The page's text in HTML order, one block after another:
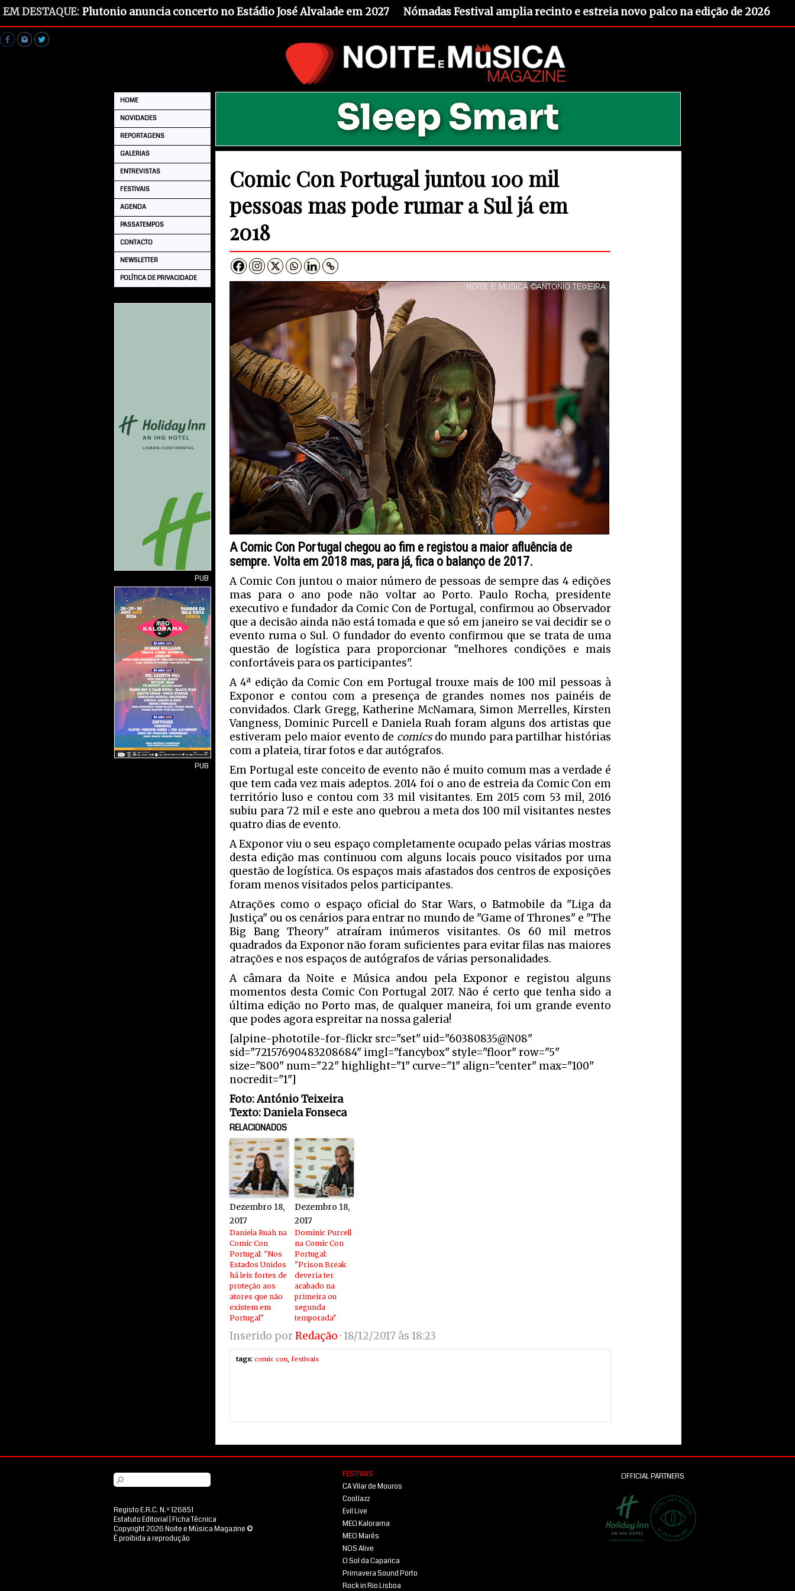
EM DESTAQUE: Plutonio anuncia concerto no Estádio José Alvalade em 2027 Nómadas Festival amplia recinto e estreia novo palco na edição de 2026
HOME
NOVIDADES
REPORTAGENS
GALERIAS
ENTREVISTAS
FESTIVAIS
AGENDA
PASSATEMPOS
CONTACTO
NEWSLETTER
POLÍTICA DE PRIVACIDADE
PUB
PUB
Comic Con Portugal juntou 100 mil
pessoas mas pode rumar a Sul já em
2018
A Comic Con Portugal chegou ao fim e registou a maior afluência de
sempre. Volta em 2018 mas, para já, fica o balanço de 2017.
A Comic Con juntou o maior número de pessoas de sempre das 4 edições
mas para o ano pode não voltar ao Porto. Paulo Rocha, presidente
executivo e fundador da Comic Con de Portugal, confirmou ao Observador
que a decisão ainda não está tomada e que só em janeiro se vai decidir se o
evento ruma o Sul. O fundador do evento confirmou que se trata de uma
questão de logística para proporcionar "melhores condições e mais
confortáveis para os participantes".
A 4ª edição da Comic Con em Portugal trouxe mais de 100 mil pessoas à
Exponor e contou com a presença de grandes nomes nos painéis de
convidados. Clark Gregg, Katherine McNamara, Simon Merrelles, Kirsten
Vangness, Dominic Purcell e Daniela Ruah foram alguns dos artistas que
estiveram pelo maior evento de comicsdo mundo para partilhar histórias
com a plateia, tirar fotos e dar autógrafos.
Em Portugal este conceito de evento não é muito comum mas a verdade é
que tem cada vez mais adeptos. 2014 foi o ano de estreia da Comic Con em
território luso e contou com 33 mil visitantes. Em 2015 com 53 mil, 2016
subiu para 72 mil e este ano quebrou a meta dos 100 mil visitantes nestes
quatro dias de evento.
A Exponor viu o seu espaço completamente ocupado pelas várias mostras
desta edição mas continuou com alguns locais pouco visitados por uma
questão de logística. Os espaços mais afastados dos centros de exposições
foram menos visitados pelos participantes.
Atrações como o espaço oficial do Star Wars, o Batmobile da "Liga da
Justiça" ou os cenários para entrar no mundo de "Game of Thrones" e "The
Big Bang Theory" atraíram inúmeros visitantes. Os 60 mil metros
quadrados da Exponor não foram suficientes para evitar filas nas maiores
atrações e nos espaços de autógrafos de várias personalidades.
A câmara da Noite e Música andou pela Exponor e registou alguns
momentos desta Comic Con Portugal 2017. Não é certo que tenha sido a
última edição no Porto mas, de qualquer maneira, foi um grande evento
que podes agora espreitar na nossa galeria!
[alpine-phototile-for-flickr src="set" uid="60380835@N08"
sid="72157690483208684" imgl="fancybox" style="floor" row="5"
size="800" num="22" highlight="1" curve="1" align="center" max="100"
nocredit="1"]
Foto: António Teixeira
Texto: Daniela Fonseca
RELACIONADOS
Dezembro 18,
2017
Daniela Ruah na
Comic Con
Portugal: "Nos
Estados Unidos
há leis fortes de
proteção aos
atores que não
existem em
Portugal"
Dezembro 18,
2017
Dominic Purcell
na Comic Con
Portugal:
"Prison Break
deveria ter
acabado na
primeira ou
segunda
temporada"
Inserido porRedação · 18/12/2017 às 18:23
tags: comic con, festivais
Registo E.R.C. N.º 126851
Estatuto Editorial Ficha Técnica
Copyright 2026 Noite e Música Magazine ©
É proibida a reprodução
OFFICIAL PARTNERS
FESTIVAIS
CA Vilar de Mouros
CoolJazz
Evil Live
MEO Kalorama
MEO Marés
NOS Alive
O Sol da Caparica
Primavera Sound Porto
Rock in Rio Lisboa